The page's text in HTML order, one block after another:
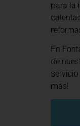
para la
En
de
servicio
más!